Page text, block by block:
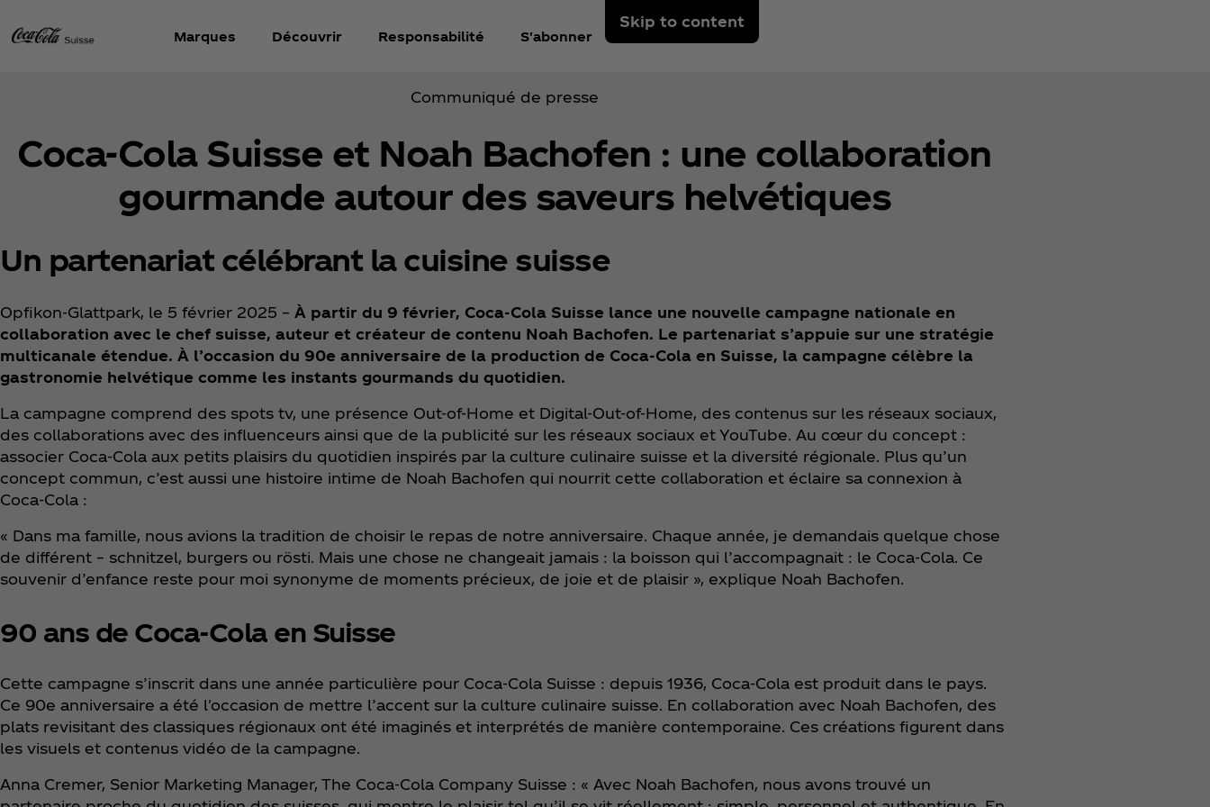
Skip to content
Marques Découvrir Responsabilité S'abonner
Communiqué de presse
Coca‑Cola Suisse et Noah Bachofen : une collaboration
gourmande autour des saveurs helvétiques
Un partenariat célébrant la cuisine suisse
Opfikon-Glattpark, le 5 février 2025 – À partir du 9 février, Coca‑Cola Suisse lance une nouvelle campagne nationale en
collaboration avec le chef suisse, auteur et créateur de contenu Noah Bachofen. Le partenariat s’appuie sur une stratégie
multicanale étendue. À l’occasion du 90e anniversaire de la production de Coca‑Cola en Suisse, la campagne célèbre la
gastronomie helvétique comme les instants gourmands du quotidien.
La campagne comprend des spots tv, une présence Out-of-Home et Digital-Out-of-Home, des contenus sur les réseaux sociaux,
des collaborations avec des influenceurs ainsi que de la publicité sur les réseaux sociaux et YouTube. Au cœur du concept :
associer Coca‑Cola aux petits plaisirs du quotidien inspirés par la culture culinaire suisse et la diversité régionale. Plus qu’un
concept commun, c’est aussi une histoire intime de Noah Bachofen qui nourrit cette collaboration et éclaire sa connexion à
Coca‑Cola :
« Dans ma famille, nous avions la tradition de choisir le repas de notre anniversaire. Chaque année, je demandais quelque chose
de différent – schnitzel, burgers ou rösti. Mais une chose ne changeait jamais : la boisson qui l’accompagnait : le Coca‑Cola. Ce
souvenir d’enfance reste pour moi synonyme de moments précieux, de joie et de plaisir », explique Noah Bachofen.
90 ans de Coca‑Cola en Suisse
Cette campagne s’inscrit dans une année particulière pour Coca‑Cola Suisse : depuis 1936, Coca‑Cola est produit dans le pays.
Ce 90e anniversaire a été l'occasion de mettre l’accent sur la culture culinaire suisse. En collaboration avec Noah Bachofen, des
plats revisitant des classiques régionaux ont été imaginés et interprétés de manière contemporaine. Ces créations figurent dans
les visuels et contenus vidéo de la campagne.
Anna Cremer, Senior Marketing Manager, The Coca‑Cola Company Suisse : « Avec Noah Bachofen, nous avons trouvé un